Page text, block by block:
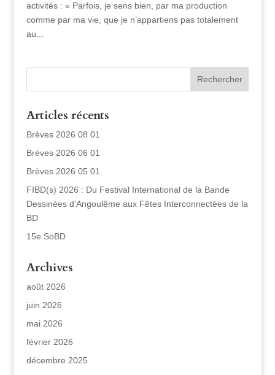
activités : « Parfois, je sens bien, par ma production
comme par ma vie, que je n’appartiens pas totalement
au...
Articles récents
Brèves 2026 08 01
Brèves 2026 06 01
Brèves 2026 05 01
FIBD(s) 2026 : Du Festival International de la Bande
Dessinées d’Angoulême aux Fêtes Interconnectées de la
BD
15e SoBD
Archives
août 2026
juin 2026
mai 2026
février 2026
décembre 2025